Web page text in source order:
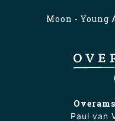
Moon -
Paul van